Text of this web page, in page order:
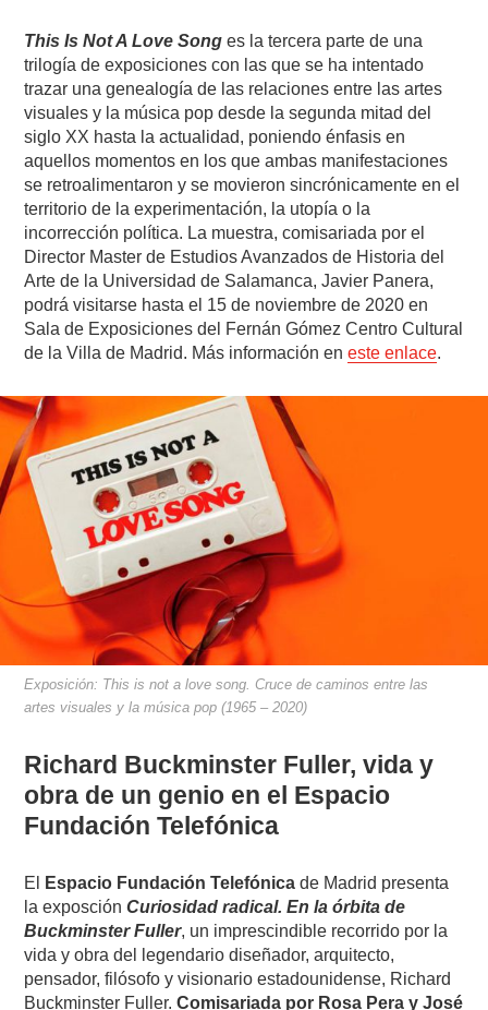
This Is Not A Love Song es la tercera parte de una
trilogía de exposiciones con las que se ha intentado
trazar una genealogía de las relaciones entre las artes
visuales y la música pop desde la segunda mitad del
siglo XX hasta la actualidad, poniendo énfasis en
aquellos momentos en los que ambas manifestaciones
se retroalimentaron y se movieron sincrónicamente en el
territorio de la experimentación, la utopía o la
incorrección política. La muestra, comisariada por el
Director Master de Estudios Avanzados de Historia del
Arte de la Universidad de Salamanca, Javier Panera,
podrá visitarse hasta el 15 de noviembre de 2020 en
Sala de Exposiciones del Fernán Gómez Centro Cultural
de la Villa de Madrid. Más información eneste enlace.
Exposición: This is not a love song. Cruce de caminos entre las
artes visuales y la música pop (1965 – 2020)
Richard Buckminster Fuller, vida y
obra de un genio en el Espacio
Fundación Telefónica
El Espacio Fundación Telefónica de Madrid presenta
la exposciónCuriosidad radical. En la órbita de
Buckminster Fuller, un imprescindible recorrido por la
vida y obra del legendario diseñador, arquitecto,
pensador, filósofo y visionario estadounidense, Richard
Buckminster Fuller.Comisariada por Rosa Pera y José